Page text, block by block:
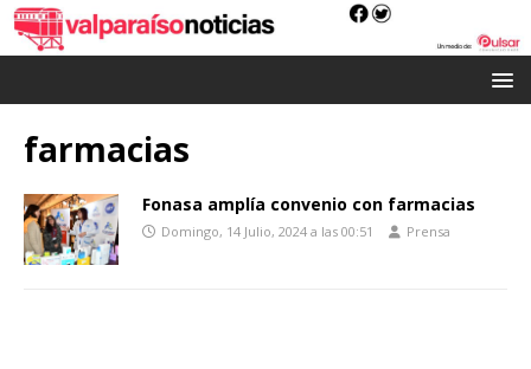
farmacias
Fonasa amplía convenio con farmacias
Domingo, 14 Julio, 2024 a las 00:51 Prensa